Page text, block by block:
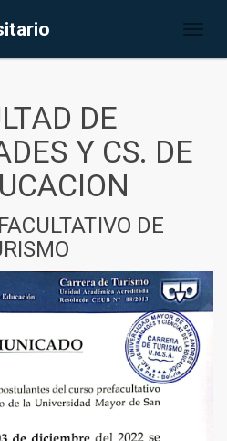
DE
Y CS. DE
DE